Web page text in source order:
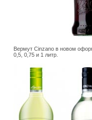
Вермут Cinzano в новом
0,5, 0,75 и 1 литр.